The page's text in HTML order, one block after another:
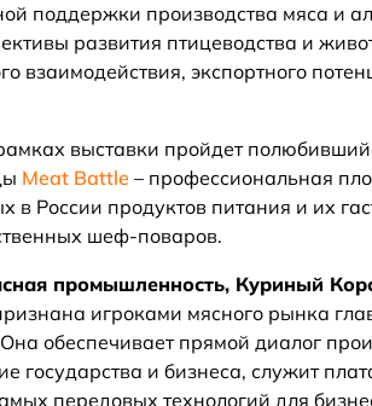
поддержки производства мяса и
развития птицеводства и
взаимодействия, экспортного
выставки пройдет
Meat Battle – профессиональная
в России продуктов питания и их
шеф-поваров.
промышленность, Куриный
игроками мясного рынка
обеспечивает прямой диалог
государства и бизнеса, служит
передовых технологий для